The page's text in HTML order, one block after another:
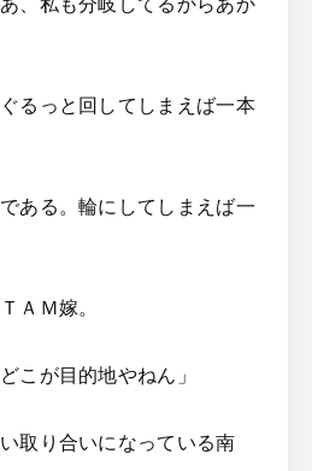
るっと回してしまえば一本
ある。輪にしてしまえば一
ＡＭ嫁。
こが目的地やねん」
取り合いになっている南